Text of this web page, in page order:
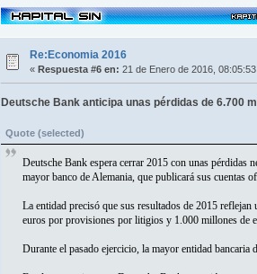
Re:Economia 2016
«Respuesta #6 en: 21 de Enero de 2016,
Deutsche Bank anticipa unas pérdidas de 6.700
Quote (selected)
Deutsche Bank espera cerrar 2015 con unas pérdidas
mayor banco de Alemania, que publicará sus cuentas
La entidad precisó que sus resultados de 2015
euros por provisiones por litigios y 1.000 millones de
Durante el pasado ejercicio, la mayor entidad